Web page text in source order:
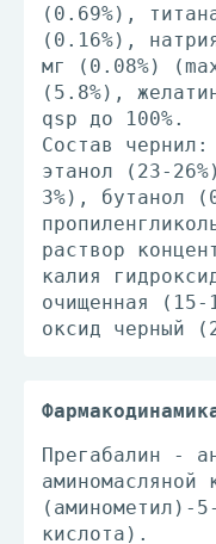
(0.69%),
(0.16%),
мг (0.08%)
(5.8%),
qsp до 100%.
Состав
этанол (23-
3%), бутанол
раствор
калия
очищенная (15-
оксид черный
Прегабалин -
(аминометил)-
кислота).